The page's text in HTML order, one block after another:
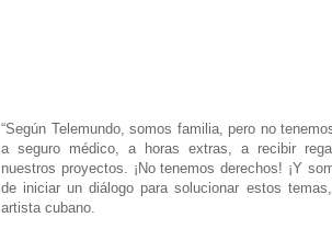
“Según Telemundo, somos familia, pero no
a seguro médico, a horas extras, a recibir
nuestros proyectos. ¡No tenemos derechos! ¡Y
de iniciar un diálogo para solucionar estos
artista cubano.